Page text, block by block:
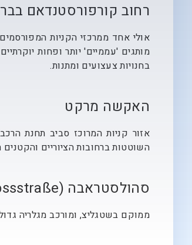
רחוב קורפורסטנדאם
אולי אחד ממרכזי הקניות
מותגים 'עממיים' יותר ופחות
בחנויות צעצועים ומתנות.
האקשה מרקט
אזור קניות המרוכז סביב תחנת
השוטטות ברחובות הציוריים
סהולסטראבה (Schlossstraße)
ממוקם בשטגליצ, ומורכב מגלריה